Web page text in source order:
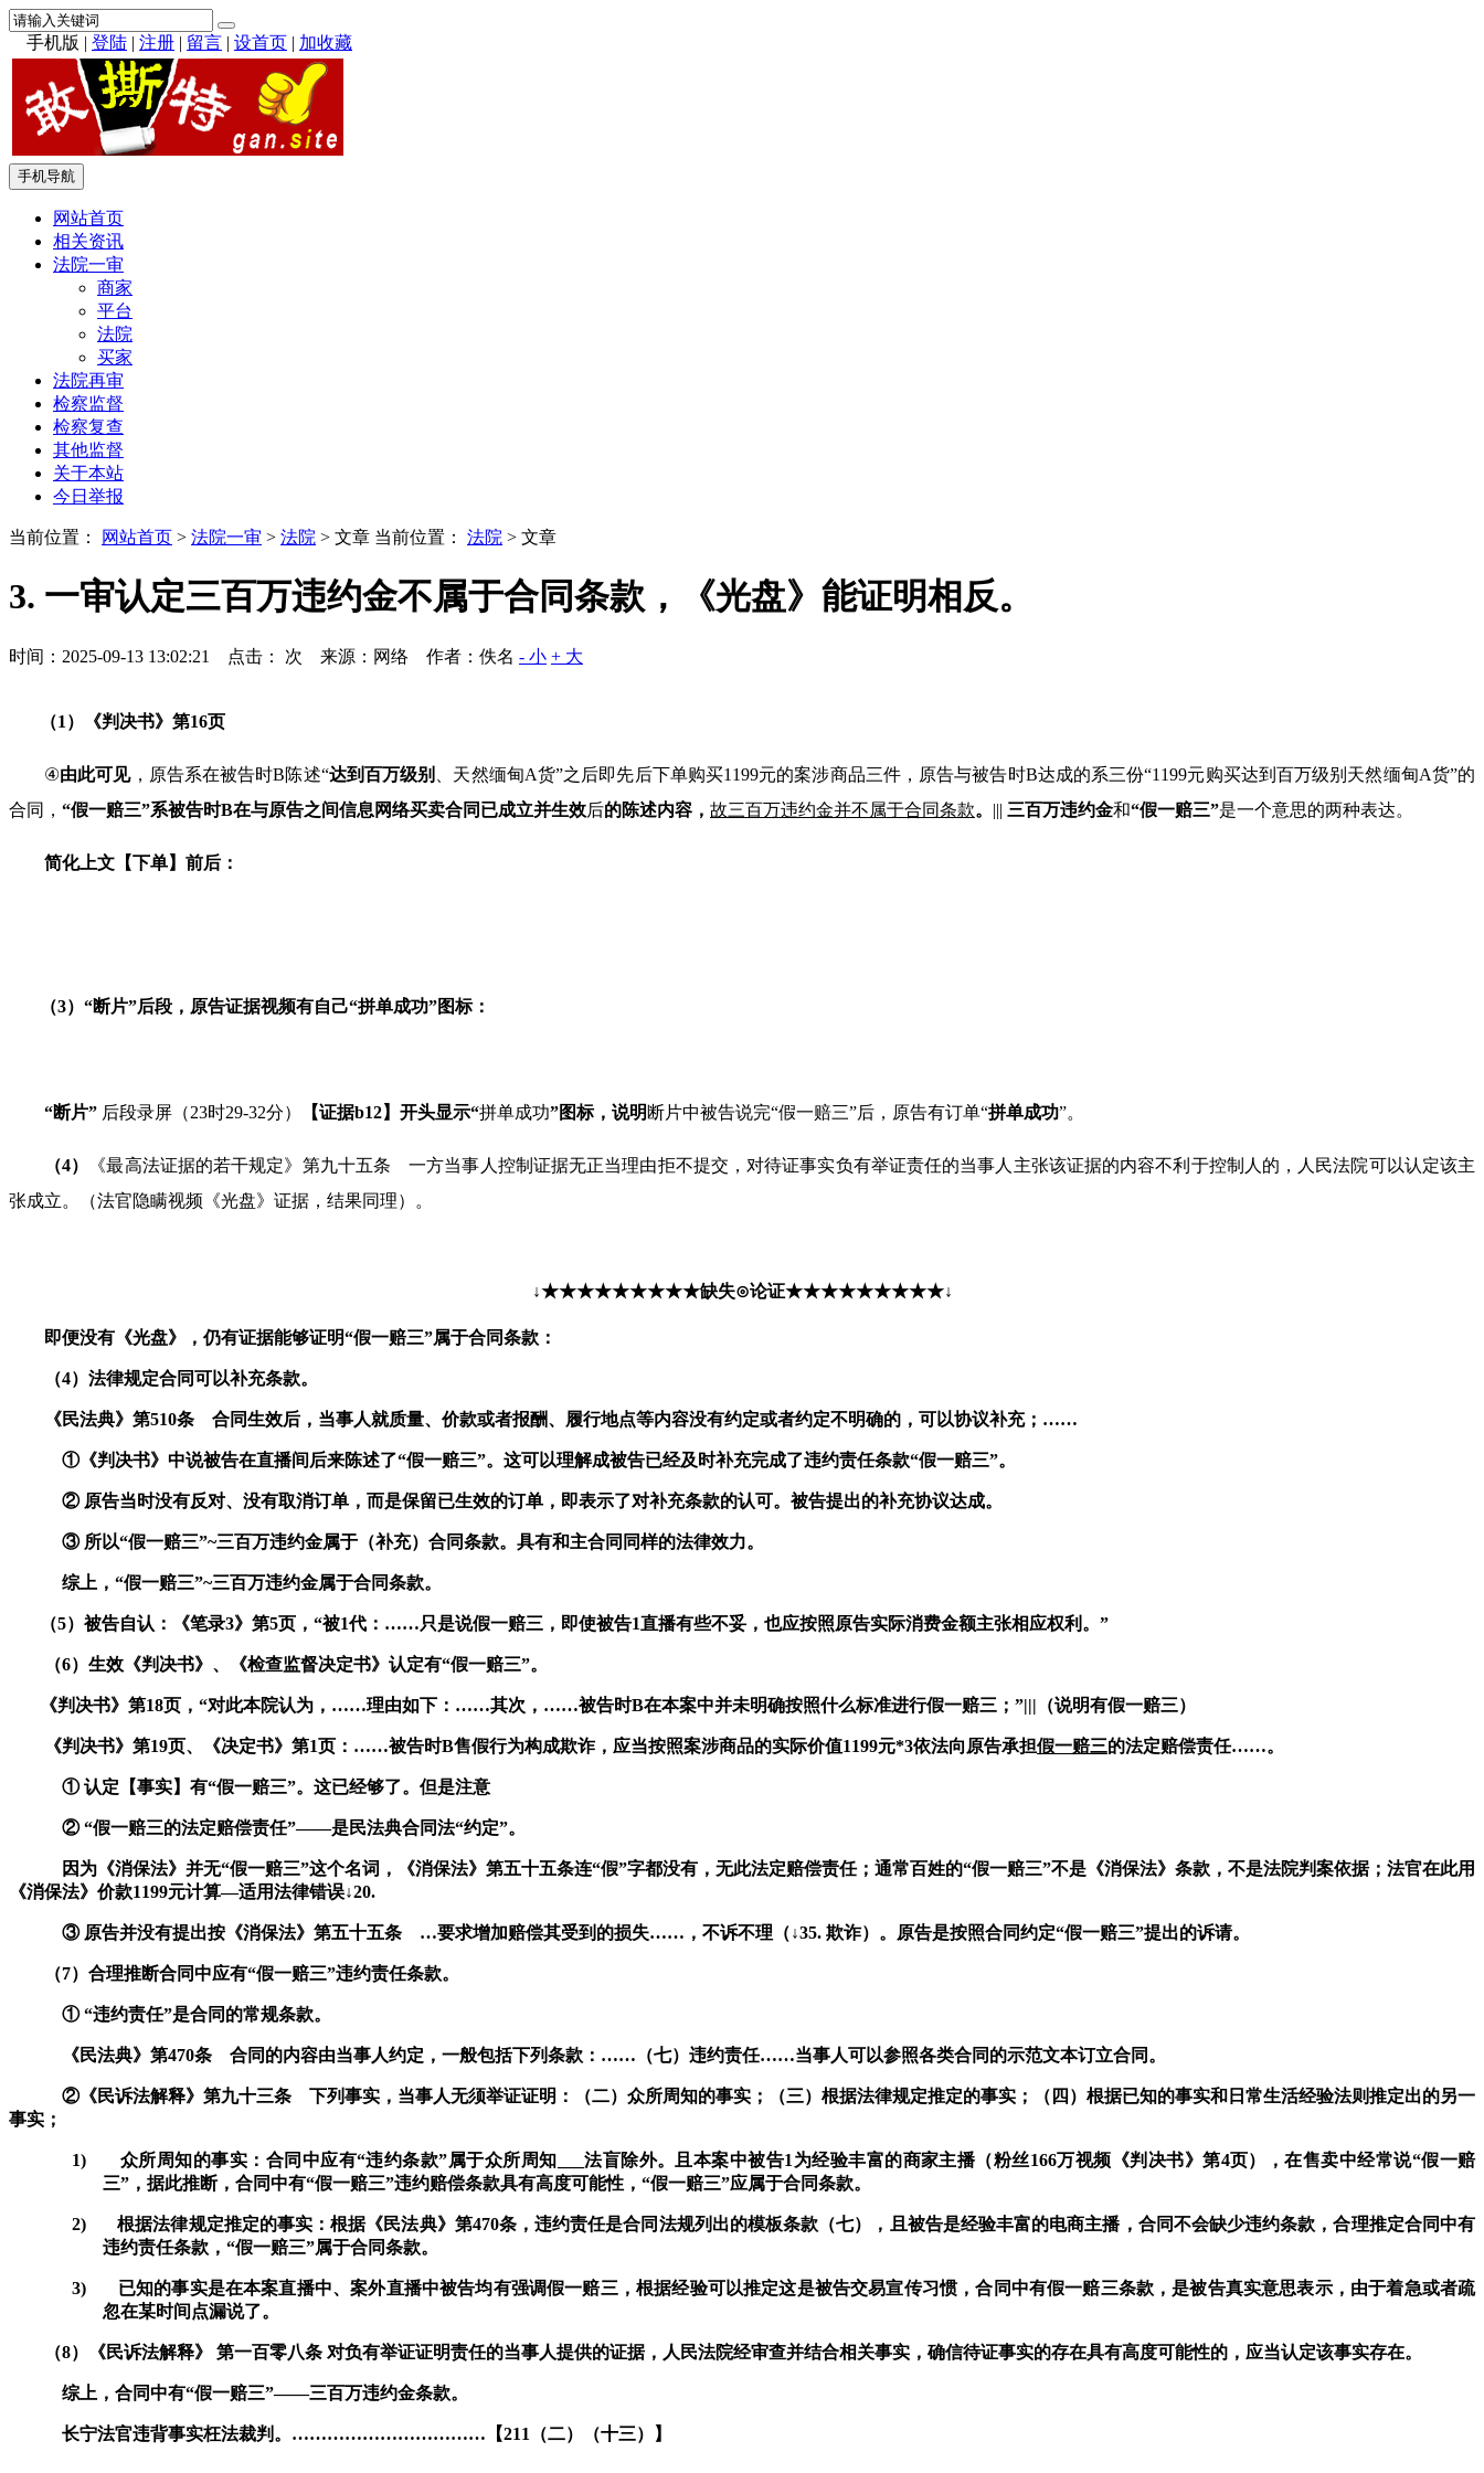
手机版 | 登陆 | 注册 | 留言 | 设首页 | 加收藏
手机导航
网站首页
相关资讯
法院一审
商家
平台
法院
买家
法院再审
检察监督
检察复查
其他监督
关于本站
今日举报
当前位置： 网站首页 > 法院一审 > 法院 > 文章 当前位置： 法院 > 文章
3. 一审认定三百万违约金不属于合同条款，《光盘》能证明相反。
时间：2025-09-13 13:02:21 点击： 次 来源：网络 作者：佚名 - 小 + 大
（1 ） 《判决书》第16页
④由此可见，原告系在被告时B陈述“达到百万级别 、天然缅甸A货”之后即先后下单购买1199元的案涉商品三件，原告与被告时B达成的系三份“1199元购买达到百万级别天然缅甸A货”的
合同， “假一赔三”系被告时B在与原告之间信息网络买卖合同已成立并生效后的陈述内容， 故三百万违约金并不属于合同条款。 ||| 三百万违约金和“假一赔三”是一个意思的两种表达。
简化上文【下单】前后：
（3）“断片”后段， 原告证据视频有自己“拼单成功”图标：
“断片” 后段录屏（23时29-32分） 【证据b12】开头显示“拼单成功”图标，说明 断片中被告说完“假一赔三”后，原告有订单“拼单成功”。
（4）
《最高法证据的若干规定》第九十五条 一方当事人控制证据无正当理由拒不提交，对待证事实负有举证责任的当事人主张该证据的内容不利于控制人的，人民法院可以认定该主
张成立。（法官隐瞒视频《光盘》证据，结果同理）
。
↓★★★★★★★★★缺失⊙论证★★★★★★★★★↓
即便没有《光盘》，仍有证据能够证明“假一赔三”属于合同条款：
（4）法律规定合同可以补充条款。
《民法典》第510条 合同生效后，当事人就质量、价款或者报酬、履行地点等内容没有约定或者约定不明确的， 可以协议补充；……
①《判决书》中说被告在直播间后来陈述了“假一赔三”。这可以理解成被告已经及时补充完成了违约责任条款“假一赔三”。
② 原告当时没有反对、没有取消订单，而是保留已生效的订单，即表示了对补充条款的认可。被告提出的补充协议达成。
③ 所以“假一赔三”~三百万违约金属于（补充）合同条款。具有和主合同同样的法律效力。
综上，“假一赔三”~三百万违约金属于合同条款。
（5） 被告自认：《笔录3》第5页，“被1代： ……只是说假一赔三，即使被告1直播有些不妥，也应按照原告实际消费金额主张相应权利。”
（6） 生效《判决书》、《检查监督决定书》 认定有“假一赔三”。
《判决书》第18页， “对此本院认为， ……理由如下： ……其次， ……被告时B在本案中并未明确按照什么标准进行假一赔三； ”||| （说明有假一赔三）
《判决书》第19页、《决定书》第1页： ……被告时B售假行为构成欺诈，应当按照案涉商品的实际价值1199元*3依法向原告承担假一赔三的法定赔偿责任……。
① 认定【事实】有“假一赔三”。这已经够了。但是注意
②“假一赔三的法定赔偿责任”——是民法典合同法“约定”。
因为《消保法》并无“假一赔三”这个名词，《消保法》第五十五条连“假”字都没有，无此法定赔偿责任；通常百姓的“假一赔三”不是《消保法》条款，不是法院判案依据；法官在此用
《消保法》 价款1199元计算—适用法律错误↓20.
③ 原告并没有提出按《消保法》第五十五条 …要求增加赔偿其受到的损失…… ， 不诉不理（↓35. 欺诈） 。原告是按照合同约定“假一赔三”提出的诉请。
（7） 合理推断合同中应有“假一赔三”违约责任条款。
① “违约责任”是合同的常规条款。
《民法典》第470条 合同的内容由当事人约定，一般包括下列条款： …… （七）违约责任……当事人可以参照各类合同的示范文本订立合同。
②《民诉法解释》第九十三条 下列事实，当事人无须举证证明：（二）众所周知的事实；（三）根据法律规定推定的事实；（四）根据已知的事实和日常生活经验法则推定出的另一
事实；
1) 众所周知的事实：合同中应有“违约条款”属于众所周知 法盲除外。 且本案中被告1 为经验丰富的商家主播（粉丝166万视频《判决书》第4页），在售卖中经常说“假一赔
三”，据此推断，合同中有“假一赔三”违约赔偿条款具有高度可能性，“假一赔三”应属于合同条款。
2)根据法律规定推定的事实 ：根据《民法典》第470条，违约责任是合同法规列出的模板条款（七）
，且被告是经验丰富的电商主播，合同不会缺少违约条款，合理推定合同中有
违约责任条款，“假一赔三”属于合同条款。
3) 已知的事实是在本案直播中、案外直播中被告均有强调假一赔三 ，根据经验可以推定这是被告交易宣传习惯，合同中有假一赔三条款，是被告真实意思表示，由于着急或者疏
忽在某时间点漏说了。
（8） 《民诉法解释》 第一百零八条 对负有举证证明责任的当事人提供的证据，人民法院经审查并结合相关事实，确信待证事实的存在具有高度可能性的，应当认定该事实存在。
综上，合同中有“假一赔三”——三百万违约金条款。
长宁法官违背事实枉法裁判。 …………………………… 【211 （二）（十三）】